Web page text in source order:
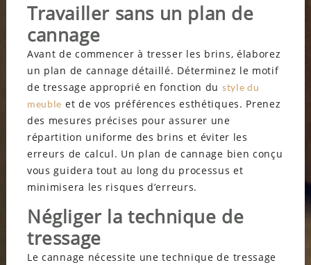
Travailler sans un plan de
cannage
Avant de commencer à tresser les brins, élaborez
un plan de cannage détaillé. Déterminez le motif
de tressage approprié en fonction du style du
meuble et de vos préférences esthétiques. Prenez
des mesures précises pour assurer une
répartition uniforme des brins et éviter les
erreurs de calcul. Un plan de cannage bien conçu
vous guidera tout au long du processus et
minimisera les risques d’erreurs.
Négliger la technique de
tressage
Le cannage nécessite une technique de tressage